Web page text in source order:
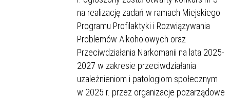
na realizację zadań w ramach Miejskiego
Programu Profilaktyki i Rozwiązywania
Problemów Alkoholowych oraz
Przeciwdziałania Narkomanii na lata 2025-
2027 w zakresie przeciwdziałania
uzależnieniom i patologiom społecznym
w 2025 r. przez organizacje pozarządowe